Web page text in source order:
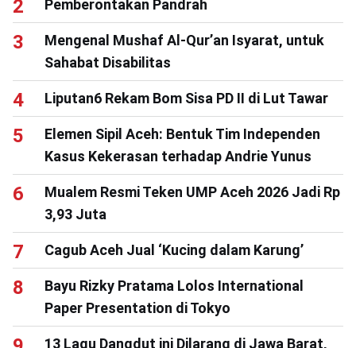
Pemberontakan Pandrah
Mengenal Mushaf Al-Qur’an Isyarat, untuk
Sahabat Disabilitas
Liputan6 Rekam Bom Sisa PD II di Lut Tawar
Elemen Sipil Aceh: Bentuk Tim Independen
Kasus Kekerasan terhadap Andrie Yunus
Mualem Resmi Teken UMP Aceh 2026 Jadi Rp
3,93 Juta
Cagub Aceh Jual ‘Kucing dalam Karung’
Bayu Rizky Pratama Lolos International
Paper Presentation di Tokyo
13 Lagu Dangdut ini Dilarang di Jawa Barat,